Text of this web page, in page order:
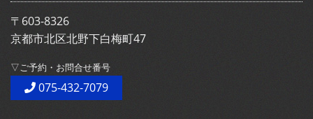
〒603-8326
京都市北区北野下白梅町47
▽ご予約・お問合せ番号
075-432-7079